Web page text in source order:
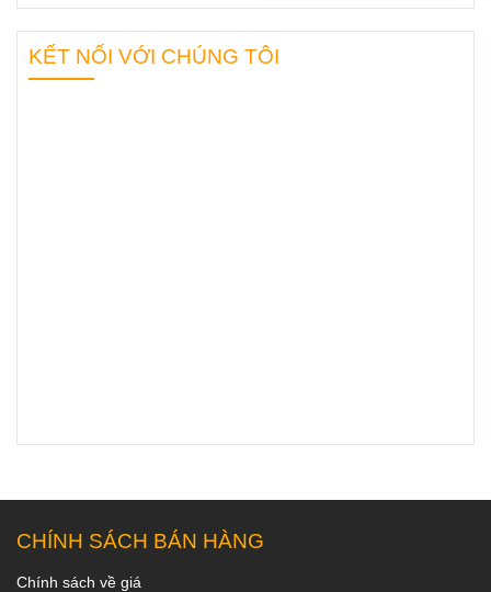
2026
gian nào giúp
“quân sư” hỗ
KẾT NỐI VỚI CHÚNG TÔI
CHÍNH SÁCH BÁN HÀNG
Chính sách về giá